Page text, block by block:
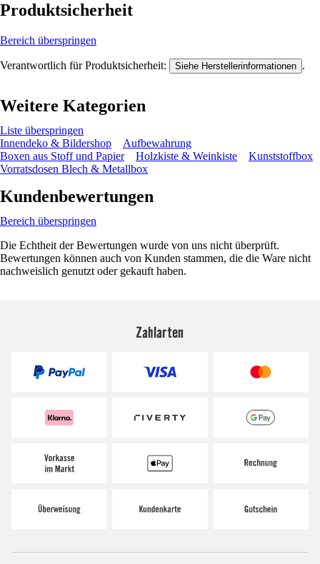
Produktsicherheit
Bereich überspringen
Verantwortlich für Produktsicherheit: Siehe Herstellerinformationen .
Weitere Kategorien
Liste überspringen
Innendeko & Bildershop
Aufbewahrung
Boxen aus Stoff und Papier
Holzkiste & Weinkiste
Kunststoffbox
Vorratsdosen Blech & Metallbox
Kundenbewertungen
Bereich überspringen
Die Echtheit der Bewertungen wurde von uns nicht überprüft.
Bewertungen können auch von Kunden stammen, die die Ware nicht
nachweislich genutzt oder gekauft haben.
Zahlarten